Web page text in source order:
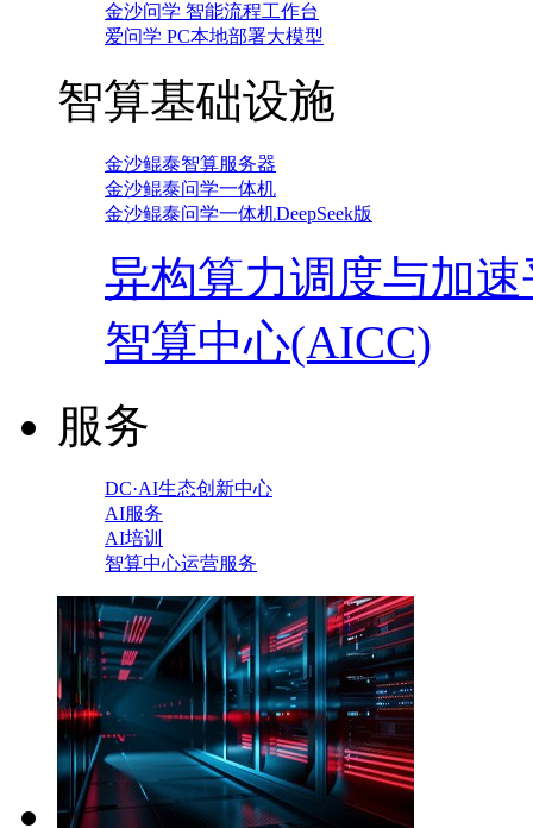
金沙问学 智能流程工作台
爱问学 PC本地部署大模型
智算基础设施
金沙鲲泰智算服务器
金沙鲲泰问学一体机
金沙鲲泰问学一体机DeepSeek版
异构算力调度与加
智算中心(AICC)
服务
DC·AI生态创新中心
AI服务
AI培训
智算中心运营服务